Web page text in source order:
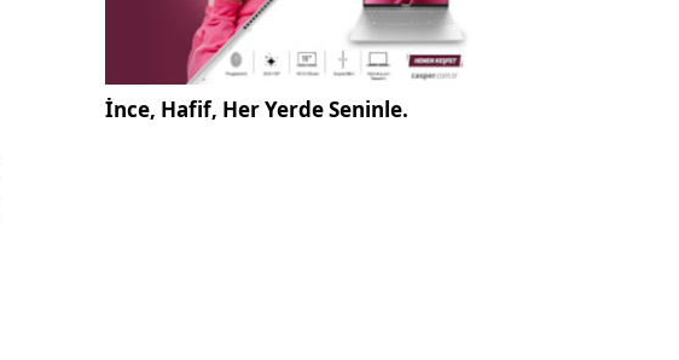
İnce, Hafif, Her Yerde Seninle.